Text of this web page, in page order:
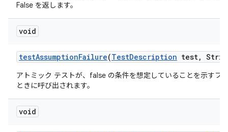
False を返します。
void
testAssumptionFailure(TestDescription test,
アトミック テストが、false の条件を想定していることを示すフ
ときに呼び出されます。
void